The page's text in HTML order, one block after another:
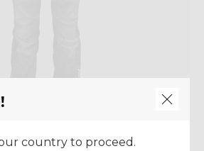
country to proceed.